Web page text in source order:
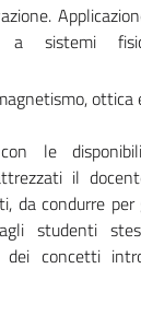
a sistemi
ottica
con le
il
da condurre
studenti
dei concetti